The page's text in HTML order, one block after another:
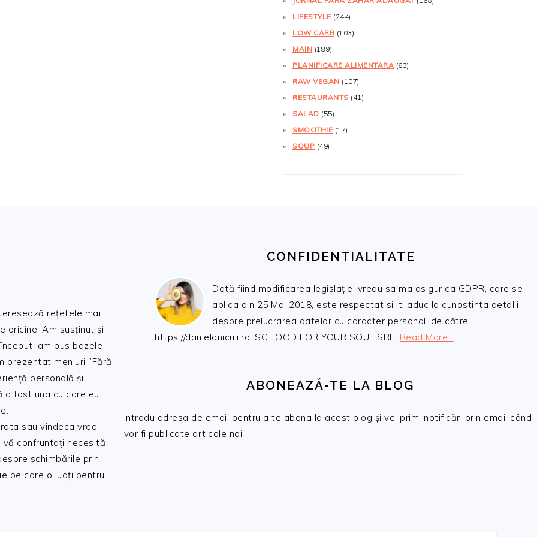
LIFESTYLE (244)
LOW CARB (103)
MAIN (189)
PLANIFICARE ALIMENTARA (63)
RAW VEGAN (107)
RESTAURANTS (41)
SALAD (55)
SMOOTHIE (17)
SOUP (49)
rețetele mai
oricine. Am susținut și
am pus bazele
prezentat meniuri ”Fără
personală și
a fost una cu care eu
sau vindeca vreo
confruntați necesită
schimbările prin
pe care o luați pentru
CONFIDENTIALITATE
Dată fiind modificarea legislației vreau sa ma asigur ca GDPR, care se
aplica din 25 Mai 2018, este respectat si iti aduc la cunostinta detalii
despre prelucrarea datelor cu caracter personal, de către
https://danielaniculi.ro, SC FOOD FOR YOUR SOUL SRL. Read More…
ABONEAZĂ-TE LA BLOG
Introdu adresa de email pentru a te abona la acest blog și vei primi notificări prin email când
vor fi publicate articole noi.